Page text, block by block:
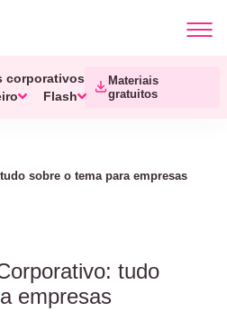
corporativos
Flash
Materiais
gratuitos
sobre o tema para empresas
tudo
empresas